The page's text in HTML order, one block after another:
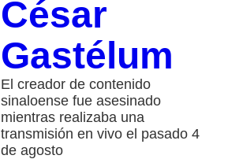
César
Gastélum
El creador de contenido
sinaloense fue asesinado
mientras realizaba una
transmisión en vivo el pasado 4
de agosto